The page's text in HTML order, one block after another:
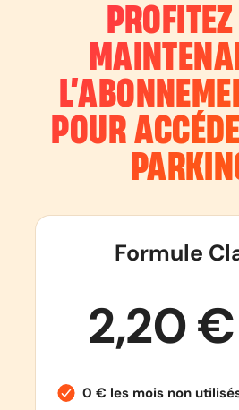
POUR
Formule
2,20 €
0 € les mois non